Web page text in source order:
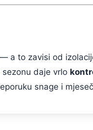
a to zavisi od
sezonu daje vrlo
snage i